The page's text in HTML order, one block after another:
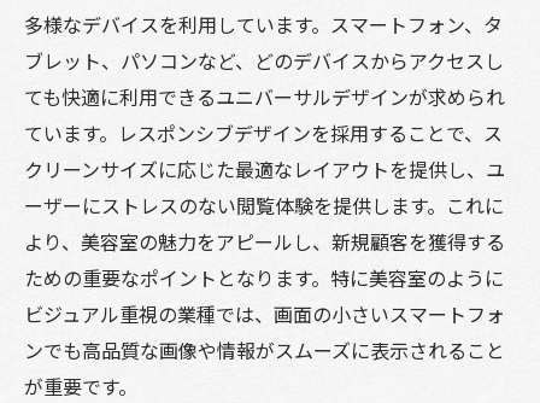
多様なデバイスを利用しています。スマートフォン、タ
ブレット、パソコンなど、どのデバイスからアクセスし
ても快適に利用できるユニバーサルデザインが求められ
ています。レスポンシブデザインを採用することで、ス
クリーンサイズに応じた最適なレイアウトを提供し、ユ
ーザーにストレスのない閲覧体験を提供します。これに
より、美容室の魅力をアピールし、新規顧客を獲得する
ための重要なポイントとなります。特に美容室のように
ビジュアル重視の業種では、画面の小さいスマートフォ
ンでも高品質な画像や情報がスムーズに表示されること
が重要です。